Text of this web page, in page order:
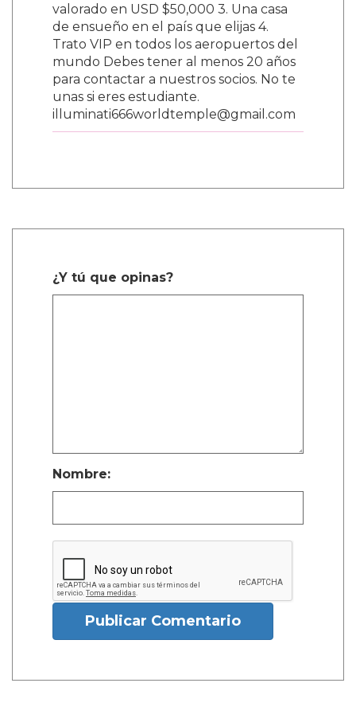
valorado en USD $50,000 3. Una casa
de ensueño en el país que elijas 4.
Trato VIP en todos los aeropuertos del
mundo Debes tener al menos 20 años
para contactar a nuestros socios. No te
unas si eres estudiante.
illuminati666worldtemple@gmail.com
¿Y tú que opinas?
Nombre:
Publicar Comentario